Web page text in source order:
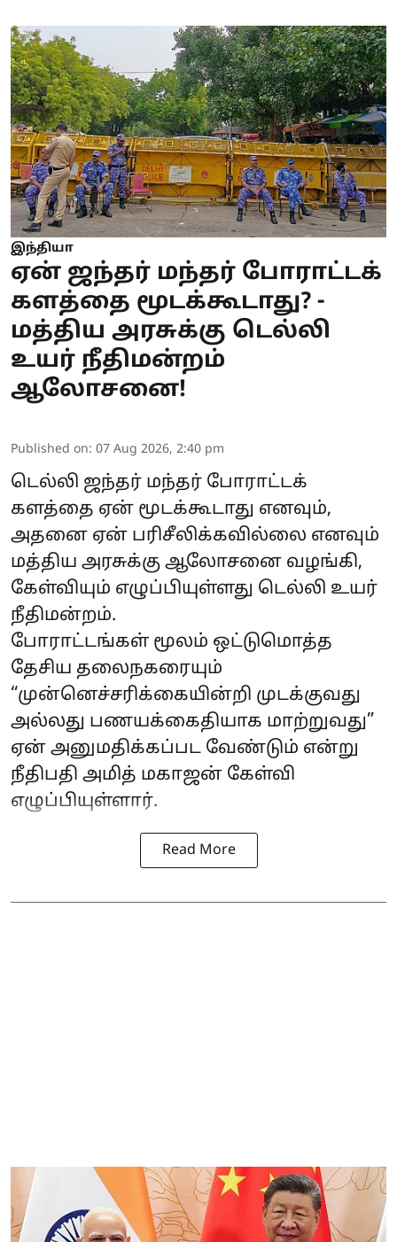
இந்தியா
ஏன் ஜந்தர் மந்தர் போராட்டக்
களத்தை மூடக்கூடாது? -
மத்திய அரசுக்கு டெல்லி
உயர் நீதிமன்றம்
ஆலோசனை!
Published on: 07 Aug 2026, 2:40 pm
டெல்லி ஜந்தர் மந்தர் போராட்டக்
களத்தை ஏன் மூடக்கூடாது எனவும்,
அதனை ஏன் பரிசீலிக்கவில்லை எனவும்
மத்திய அரசுக்கு ஆலோசனை வழங்கி,
கேள்வியும் எழுப்பியுள்ளது டெல்லி உயர்
நீதிமன்றம்.
போராட்டங்கள் மூலம் ஒட்டுமொத்த
தேசிய தலைநகரையும்
“முன்னெச்சரிக்கையின்றி முடக்குவது
அல்லது பணயக்கைதியாக மாற்றுவது”
ஏன் அனுமதிக்கப்பட வேண்டும் என்று
நீதிபதி அமித் மகாஜன் கேள்வி
எழுப்பியுள்ளார்.
Read More